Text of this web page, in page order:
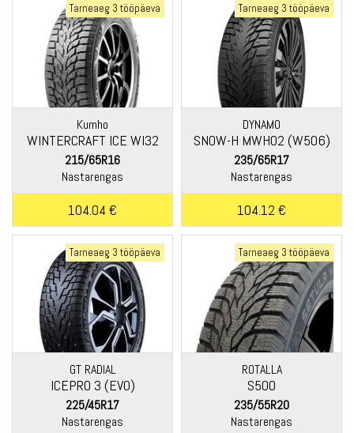
Tarneaeg 3 tööpäeva
Kumho
WINTERCRAFT ICE WI32
215/65R16
Nastarengas
104.04 €
Tarneaeg 3 tööpäeva
DYNAMO
SNOW-H MWH02 (W506)
235/65R17
Nastarengas
104.12 €
Tarneaeg 3 tööpäeva
GT RADIAL
ICEPRO 3 (EVO)
225/45R17
Nastarengas
Tarneaeg 3 tööpäeva
ROTALLA
S500
235/55R20
Nastarengas